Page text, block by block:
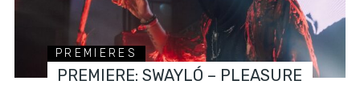
PREMIERES
PREMIERE: SWAYLÓ – PLEASURE